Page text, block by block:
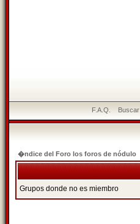
F.A.Q. Buscar
�ndice del Foro los foros de nódulo
Grupos donde no es miembro